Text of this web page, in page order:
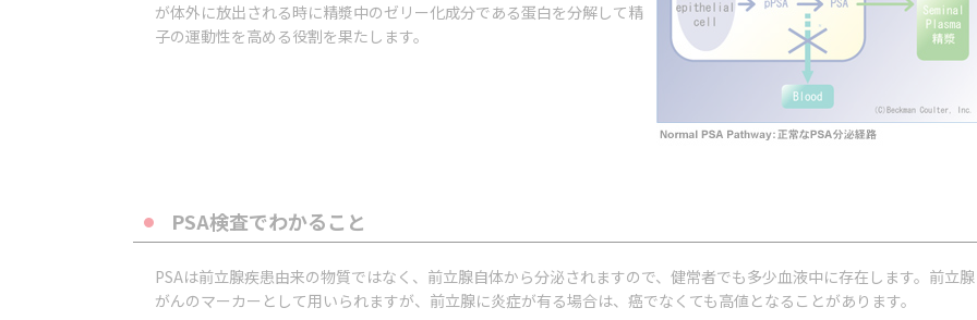
が体外に放出される時に精漿中のゼリー化成分である蛋白を分解して精
子の運動性を高める役割を果たします。
PSA検査でわかること
PSAは前立腺疾患由来の物質ではなく、前立腺自体から分泌されますので、健常者でも多少血液中に存在します。前立腺
がんのマーカーとして用いられますが、前立腺に炎症が有る場合は、癌でなくても高値となることがあります。